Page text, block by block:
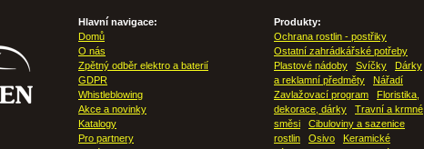
Hlavní navigace:
Domů
O nás
Zpětný odběr elektro a baterií
GDPR
Whistleblowing
Akce a novinky
Katalogy
Pro partnery
Produkty:
Ochrana rostlin - postřiky
Ostatní zahrádkářské potřeby
Plastové nádoby
Svíčky
Dárky
a reklamní předměty
Nářadí
Zavlažovací program
Floristika,
dekorace, dárky
Travní a krmné
směsi
Cibuloviny a sazenice
rostlin
Osivo
Keramické